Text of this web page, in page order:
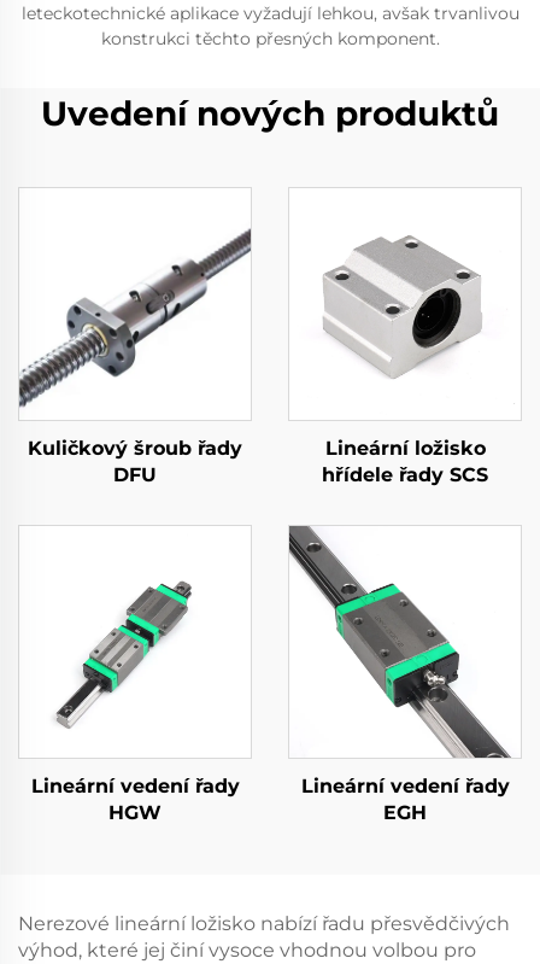
leteckotechnické aplikace vyžadují lehkou, avšak trvanlivou
konstrukci těchto přesných komponent.
Uvedení nových produktů
Kuličkový šroub řady
DFU
Lineární ložisko
hřídele řady SCS
Lineární vedení řady
HGW
Lineární vedení řady
EGH
Nerezové lineární ložisko nabízí řadu přesvědčivých
výhod, které jej činí vysoce vhodnou volbou pro